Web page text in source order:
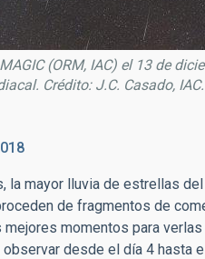
(ORM, IAC) el 13 de
Crédito: J.C. Casado, IAC.
la mayor lluvia de estrellas
de fragmentos de
momentos para
desde el día 4 hasta